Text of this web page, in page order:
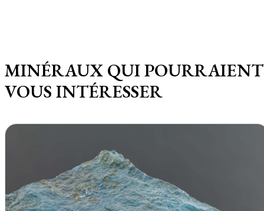
MINÉRAUX QUI POURRAIENT
VOUS INTÉRESSER